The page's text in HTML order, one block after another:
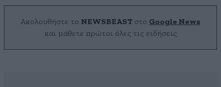
Ακολουθήστε το NEWSBEAST στο Google News
και μάθετε πρώτοι όλες τις ειδήσεις